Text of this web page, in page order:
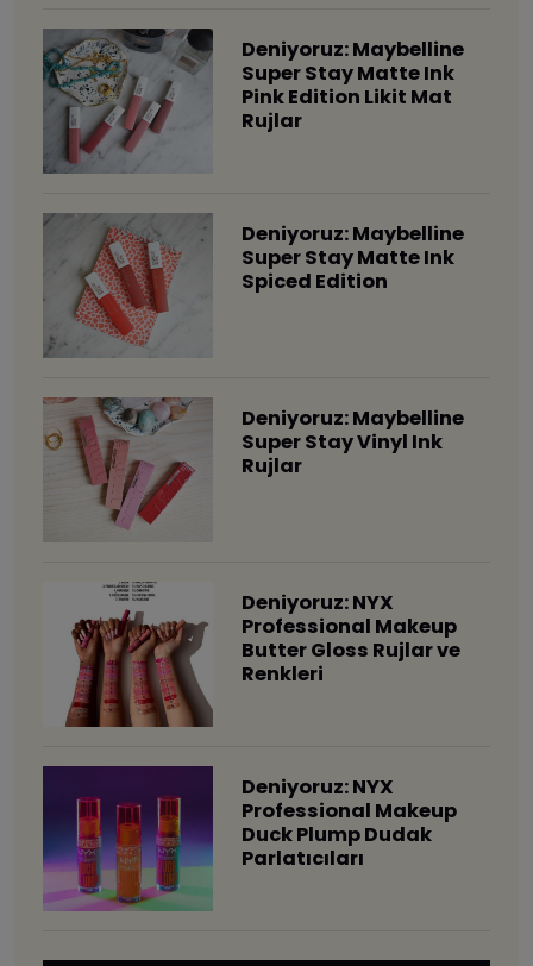
Deniyoruz: Maybelline
Super Stay Matte Ink
Pink Edition Likit Mat
Rujlar
Deniyoruz: Maybelline
Super Stay Matte Ink
Spiced Edition
Deniyoruz: Maybelline
Super Stay Vinyl Ink
Rujlar
Deniyoruz: NYX
Professional Makeup
Butter Gloss Rujlar ve
Renkleri
Deniyoruz: NYX
Professional Makeup
Duck Plump Dudak
Parlatıcıları